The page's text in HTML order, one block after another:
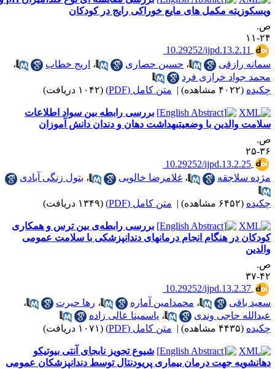
مکمل های مایع خوراکی رایج در کودکان
۱۱
‎ 10.29252/ijpd.13.2.11
رازقی
،حسین حصاری ،اریج خطاب
،
جواد خرازی فرد
(۴۰۲۲ مشاهده) | متن کامل (PDF) (۱۰۴۲ دریافت)
بررسی رابطه بین سواد اطلاعات
والدین با وضعیتبهداشت دهان و دندان دانش آموزان
۲۵
‎ 10.29252/ijpd.13.2.25
سلاجقه
،غلامرضا خالویی ،بتول زنگی آبادی
(۶۴۵۲ مشاهده) | متن کامل (PDF) (۱۳۴۹ دریافت)
بررسی رابطه‌ی بین ترس و همکاری
در هنگام انجام درمانهای دندانپزشکی با سلامت عمومی
۳۷
‎ 10.29252/ijpd.13.2.37
باقی
،محمدامین آماره ،رها حیرت
،
حاجی وندی
،یاسمینا عالی زاده
(۴۴۳۵ مشاهده) | متن کامل (PDF) (۱۰۷۱ دریافت)
شیوع تجویز نابجای آنتی بیوتیکو
جهت درمان بیماری پریودنتال توسط دندانپزشکان عمومی